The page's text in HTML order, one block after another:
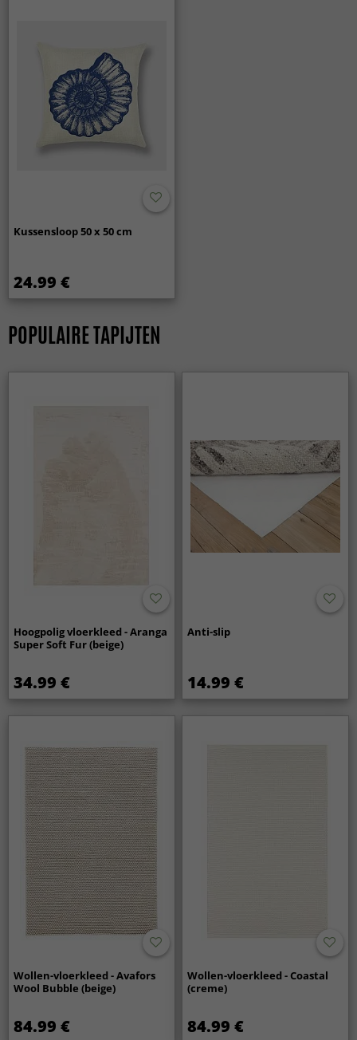
Kussensloop 50 x 50 cm
24.99 €
POPULAIRE TAPIJTEN
Hoogpolig vloerkleed - Aranga
Super Soft Fur (beige)
34.99 €
Anti-slip
14.99 €
Wollen-vloerkleed - Avafors
Wool Bubble (beige)
84.99 €
Wollen-vloerkleed - Coastal
(creme)
84.99 €